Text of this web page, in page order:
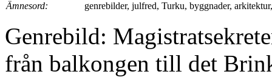
Ämnesord:
genrebilder, julfred, Turku, byggnader,
Genrebild:
från balkongen till det